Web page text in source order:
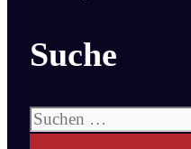
Suche
Suchen